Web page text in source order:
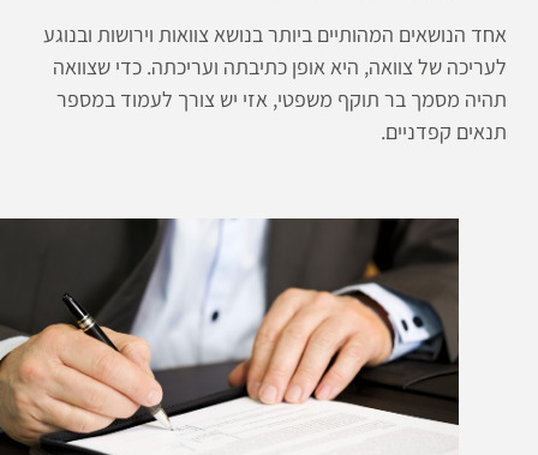
אחד הנושאים המהותיים ביותר בנושא צוואות וירושות ובנוגע
לעריכה של צוואה, היא אופן כתיבתה ועריכתה. כדי שצוואה
תהיה מסמך בר תוקף משפטי, אזי יש צורך לעמוד במספר
תנאים קפדניים.